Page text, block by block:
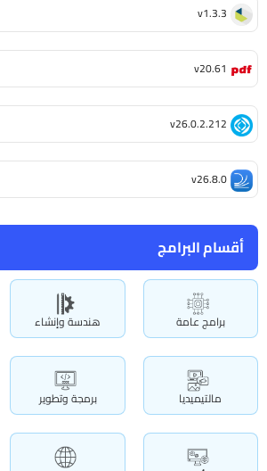
أقسام البرامج
برامج عامة هندسة وإنشاء
مالتيميديا برمجة وتطوير
v1.3.3
v20.61
v26.0.2.212
v26.8.0